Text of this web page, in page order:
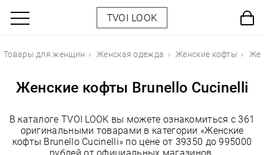
TVOI LOOK
Товары для женщин Женская одежда Женские кофты
Женские кофты Brunello Cucinelli
В каталоге TVOI LOOK вы можете ознакомиться с 361
оригинальными товарами в категории «Женские
кофты Brunello Cucinelli» по цене от 39350 до 995000